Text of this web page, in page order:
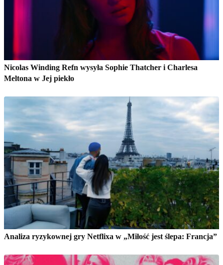
Nicolas Winding Refn wysyła Sophie Thatcher i Charlesa
Meltona w Jej piekło
Analiza ryzykownej gry Netflixa w „Miłość jest ślepa: Francja”